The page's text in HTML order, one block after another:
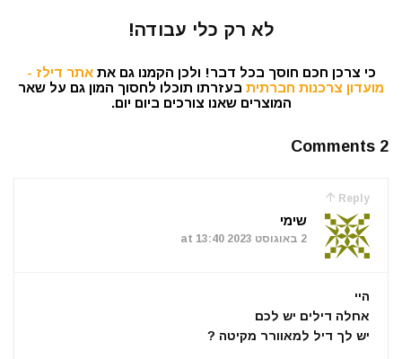
לא רק כלי עבודה!
כי צרכן חכם חוסך בכל דבר! ולכן הקמנו גם אתאתר דילז -
מועדון צרכנות חברתית בעזרתו תוכלו לחסוך המון גם על שאר
המוצרים שאנו צורכים ביום יום.
2 Comments
Reply
שימי
2 באוגוסט 2023 at 13:40
היי
אחלה דילים יש לכם
יש לך דיל למאוורר מקיטה ?